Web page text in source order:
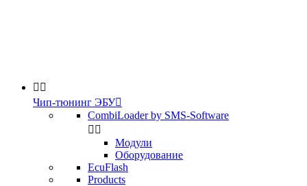
 
Чип-тюнинг ЭБУ
CombiLoader by SMS-Software
 
Модули
Оборудование
EcuFlash
Products